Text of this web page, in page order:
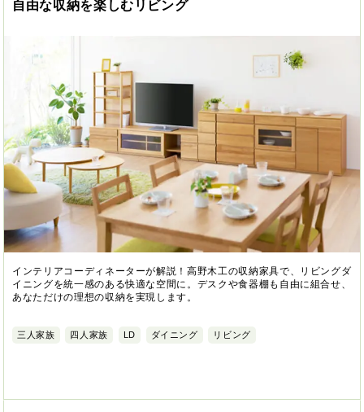
自由な収納を楽しむリビング
インテリアコーディネーターが解説！高野木工の収納家具で、リビングダ
イニングを統一感のある快適な空間に。デスクや食器棚も自由に組合せ、
あなただけの理想の収納を実現します。
三人家族 四人家族 LD ダイニング リビング